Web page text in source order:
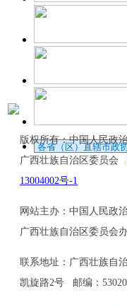
版权所有：中国人民政
广西壮族自治区委员会
13004002号-1
网站主办：中国人民政
广西壮族自治区委员会
联系地址：广西壮族自
凯旋路2号 邮编：